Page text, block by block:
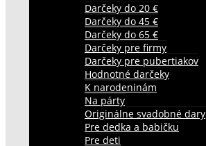
Darčeky do 20 €
Darčeky do 45 €
Darčeky do 65 €
Darčeky pre firmy
Darčeky pre pubertiakov
Hodnotné darčeky
K narodeninám
Na párty
Originálne svadobné dary
Pre dedka a babičku
Pre deti